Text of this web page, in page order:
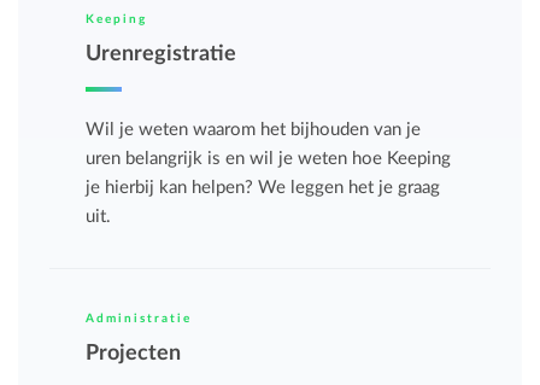
Keeping
Urenregistratie
Wil je weten waarom het bijhouden van je
uren belangrijk is en wil je weten hoe Keeping
je hierbij kan helpen? We leggen het je graag
uit.
Administratie
Projecten